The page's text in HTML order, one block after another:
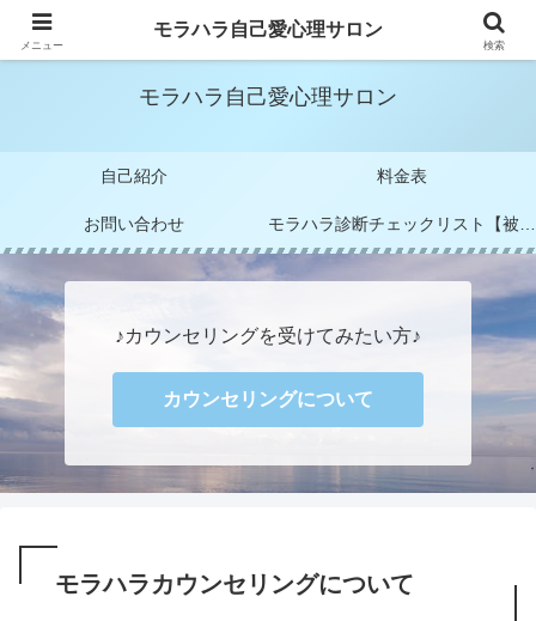
モラハラカウンセラー 阪元 未すず
モラハラ自己愛心理サロン
自己紹介 料金表
お問い合わせ
♪カウンセリングを受けてみたい方♪
カウンセリングについて
モラハラカウンセリングについて
メニュー
モラハラ自己愛心理サロン
検索